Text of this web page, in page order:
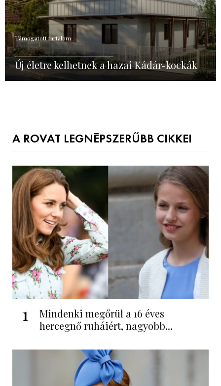
Támogatott tartalom
Új életre kelhetnek a hazai Kádár-kockák
A ROVAT LEGNÉPSZERŰBB CIKKEI
1
Mindenki megőrül a 16 éves
hercegnő ruháiért, nagyobb...